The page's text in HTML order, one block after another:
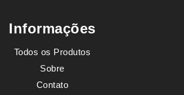
Informações
Todos os Produtos
Sobre
Contato